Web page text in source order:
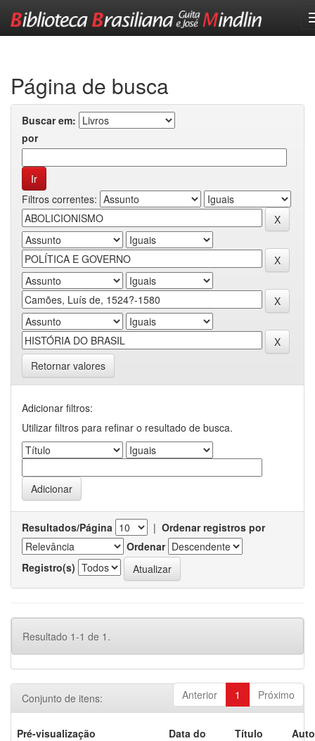
Página de busca
Buscar em:
por
Filtros correntes:
Retornar valores
Adicionar filtros:
Utilizar filtros para refinar o resultado de busca.
Resultados/Página | Ordenar registros por
Ordenar
Registro(s)
Resultado 1-1 de 1.
Anterior 1 Próximo
Conjunto de itens:
Pré-visualização
Data do
Título